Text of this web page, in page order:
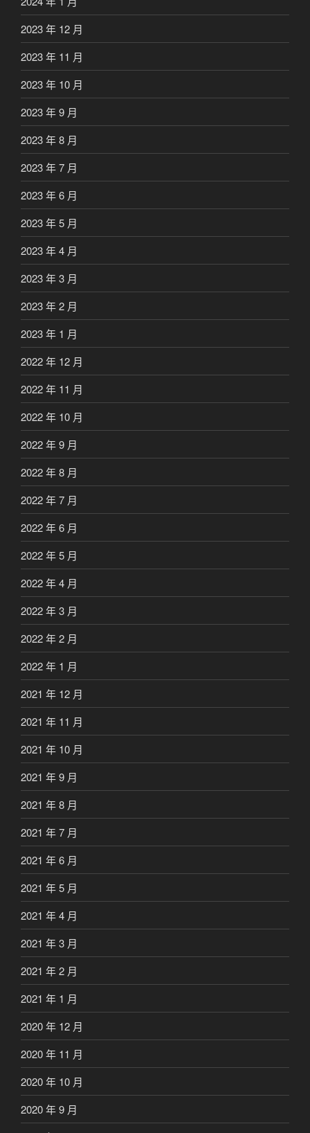
2023 年 12 月
2023 年 11 月
2023 年 10 月
2023 年 9 月
2023 年 8 月
2023 年 7 月
2023 年 6 月
2023 年 5 月
2023 年 4 月
2023 年 3 月
2023 年 2 月
2023 年 1 月
2022 年 12 月
2022 年 11 月
2022 年 10 月
2022 年 9 月
2022 年 8 月
2022 年 7 月
2022 年 6 月
2022 年 5 月
2022 年 4 月
2022 年 3 月
2022 年 2 月
2022 年 1 月
2021 年 12 月
2021 年 11 月
2021 年 10 月
2021 年 9 月
2021 年 8 月
2021 年 7 月
2021 年 6 月
2021 年 5 月
2021 年 4 月
2021 年 3 月
2021 年 2 月
2021 年 1 月
2020 年 12 月
2020 年 11 月
2020 年 10 月
2020 年 9 月